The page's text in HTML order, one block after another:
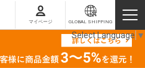
マイページ GLOBAL SHIPPING
Select Language ▼